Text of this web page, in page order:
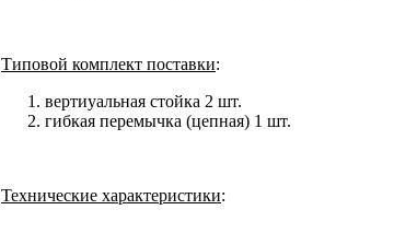
Типовой комплект поставки:
вертиуальная стойка 2 шт.
гибкая перемычка (цепная) 1 шт.
Технические характеристики: